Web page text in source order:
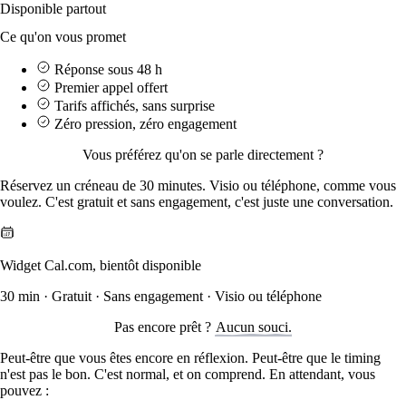
Disponible partout
Ce qu'on vous promet
Réponse sous 48 h
Premier appel offert
Tarifs affichés, sans surprise
Zéro pression, zéro engagement
Vous préférez qu'on se parle directement ?
Réservez un créneau de 30 minutes. Visio ou téléphone, comme vous
voulez. C'est gratuit et sans engagement, c'est juste une conversation.
Widget Cal.com, bientôt disponible
30 min · Gratuit · Sans engagement · Visio ou téléphone
Pas encore prêt ? Aucun souci.
Peut-être que vous êtes encore en réflexion. Peut-être que le timing
n'est pas le bon. C'est normal, et on comprend. En attendant, vous
pouvez :